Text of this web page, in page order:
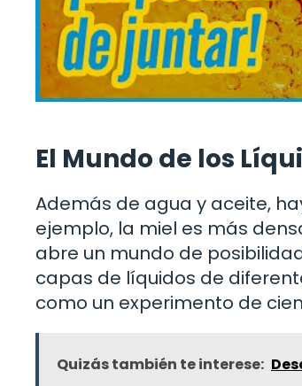
El Mundo de los
Además de agua y aceite,
ejemplo, la miel es más
abre un mundo de
capas de líquidos de
como un experimento de
Quizás también te interese: